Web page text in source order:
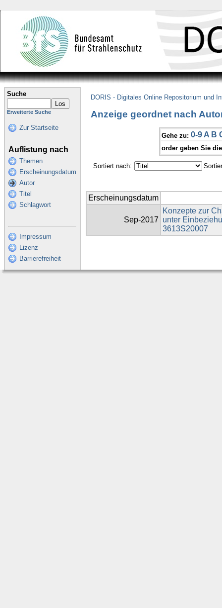
Suche
Erweiterte Suche
Zur Startseite
Auflistung nach
Themen
Erscheinungsdatum
Autor
Titel
Schlagwort
Impressum
Lizenz
Barrierefreiheit
DORIS - Digitales Online Repositorium und
Anzeige geordnet nach
Gehe zu: 0-9 A B
order geben Sie
Sortiert nach:
Erscheinungsdatum
Sep-2017
Konzepte zur
unter
3613S20007